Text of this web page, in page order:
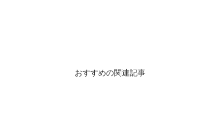
おすすめの関連記事